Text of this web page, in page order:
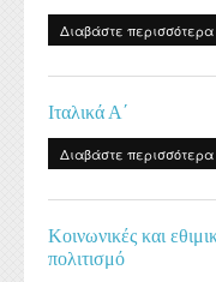
Διαβάστε περισσότερα
Ιταλικά Α΄
Διαβάστε περισσότερα
Κοινωνικές και
πολιτισμό